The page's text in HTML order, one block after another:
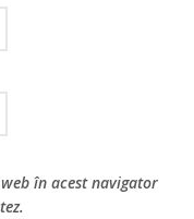
în acest navigator